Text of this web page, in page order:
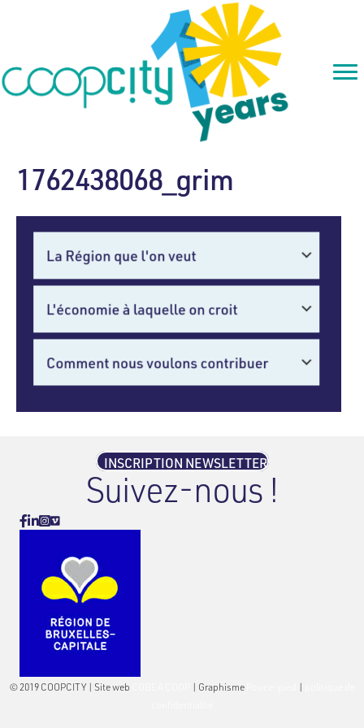
1762438068_grim
INSCRIPTION NEWSLETTER
Suivez-nous !
Facebook
Linkedin
Instagram
Vimeo
© 2019 COOPCITY | Site web | Graphisme |